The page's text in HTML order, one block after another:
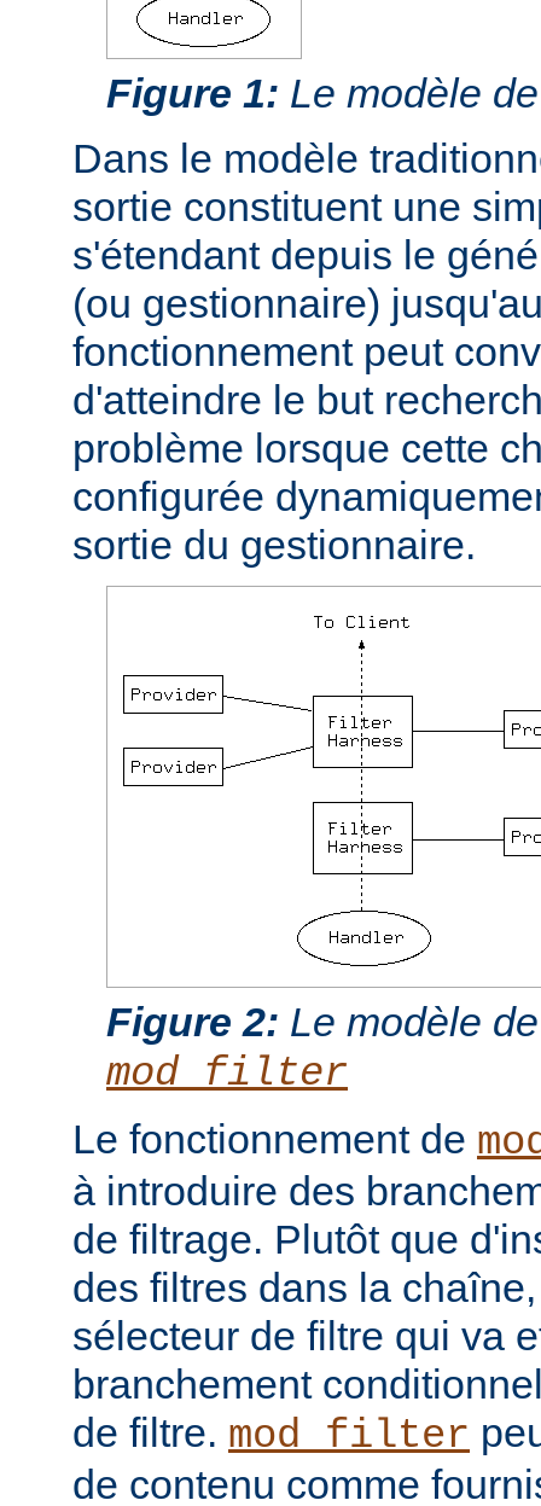
Figure 1: Le modèle
Dans le modèle
sortie constituent une
s'étendant depuis le
(ou gestionnaire)
fonctionnement peut
d'atteindre le but
problème lorsque cette
configurée
sortie du gestionnaire.
Figure 2: Le modèle
mod_filter
Le fonctionnement de
à introduire des
de filtrage. Plutôt que
des filtres dans la
sélecteur de filtre qui va
branchement
de filtre. mod_filter
de contenu comme